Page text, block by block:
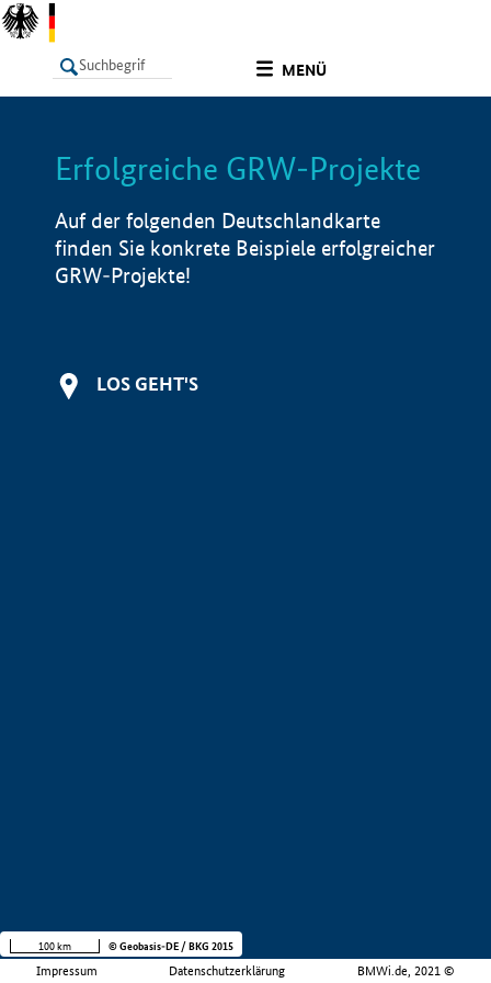
MENÜ
LISTE Info
Erfolgreiche GRW-Projekte
Auf der folgenden Deutschlandkarte
finden Sie konkrete Beispiele erfolgreicher
GRW-Projekte!
LOS GEHT'S
Impressum Datenschutzerklärung BMWi.de, 2021 ©
100 km © Geobasis-DE / BKG 2015